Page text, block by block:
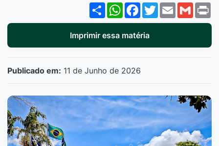
ShareWhatsApp
Facebook
Twitter
EmailGmail
Imprimir essa matéria
Publicado em: 11 de Junho de 2026